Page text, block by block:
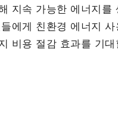
지속 가능한 에너지를
에게 친환경 에너지 사
비용 절감 효과를 기대